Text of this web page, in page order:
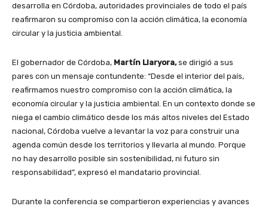
desarrolla en Córdoba, autoridades provinciales de todo el país
reafirmaron su compromiso con la acción climática, la economía
circular y la justicia ambiental.
El gobernador de Córdoba, Martín Llaryora,se dirigió a sus
pares con un mensaje contundente: “Desde el interior del país,
reafirmamos nuestro compromiso con la acción climática, la
economía circular y la justicia ambiental. En un contexto donde se
niega el cambio climático desde los más altos niveles del Estado
nacional, Córdoba vuelve a levantar la voz para construir una
agenda común desde los territorios y llevarla al mundo. Porque
no hay desarrollo posible sin sostenibilidad, ni futuro sin
responsabilidad”, expresó el mandatario provincial.
Durante la conferencia se compartieron experiencias y avances